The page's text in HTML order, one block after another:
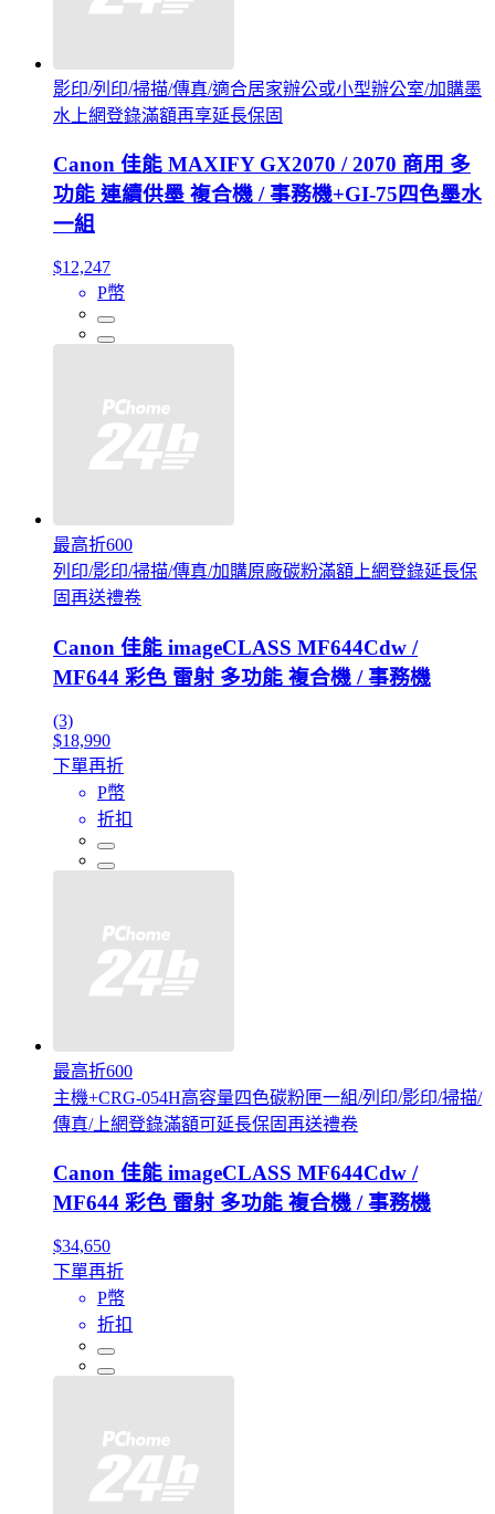
影印/列印/掃描/傳真/適合居家辦公或小型辦公室/加購墨
水上網登錄滿額再享延長保固
Canon 佳能 MAXIFY GX2070 / 2070 商用 多
功能 連續供墨 複合機 / 事務機+GI-75四色墨水
一組
$12,247
P幣
最高折600
列印/影印/掃描/傳真/加購原廠碳粉滿額上網登錄延長保
固再送禮卷
Canon 佳能 imageCLASS MF644Cdw /
MF644 彩色 雷射 多功能 複合機 / 事務機
(3)
$18,990
下單再折
P幣
折扣
最高折600
主機+CRG-054H高容量四色碳粉匣一組/列印/影印/掃描/
傳真/上網登錄滿額可延長保固再送禮卷
Canon 佳能 imageCLASS MF644Cdw /
MF644 彩色 雷射 多功能 複合機 / 事務機
$34,650
下單再折
P幣
折扣